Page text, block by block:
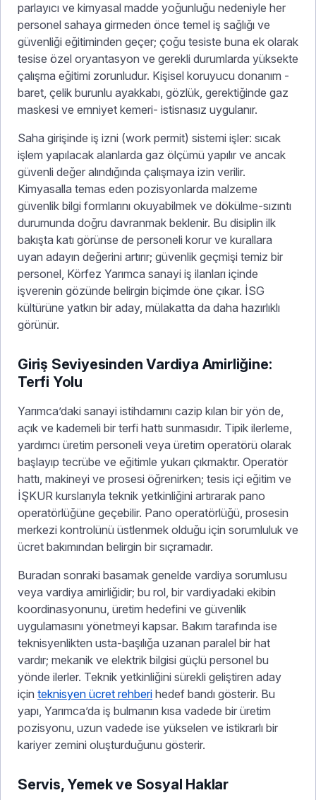
parlayıcı ve kimyasal madde yoğunluğu nedeniyle her
personel sahaya girmeden önce temel iş sağlığı ve
güvenliği eğitiminden geçer; çoğu tesiste buna ek olarak
tesise özel oryantasyon ve gerekli durumlarda yüksekte
çalışma eğitimi zorunludur. Kişisel koruyucu donanım -
baret, çelik burunlu ayakkabı, gözlük, gerektiğinde gaz
maskesi ve emniyet kemeri- istisnasız uygulanır.
Saha girişinde iş izni (work permit) sistemi işler: sıcak
işlem yapılacak alanlarda gaz ölçümü yapılır ve ancak
güvenli değer alındığında çalışmaya izin verilir.
Kimyasalla temas eden pozisyonlarda malzeme
güvenlik bilgi formlarını okuyabilmek ve dökülme-sızıntı
durumunda doğru davranmak beklenir. Bu disiplin ilk
bakışta katı görünse de personeli korur ve kurallara
uyan adayın değerini artırır; güvenlik geçmişi temiz bir
personel, Körfez Yarımca sanayi iş ilanları içinde
işverenin gözünde belirgin biçimde öne çıkar. İSG
kültürüne yatkın bir aday, mülakatta da daha hazırlıklı
görünür.
Giriş Seviyesinden Vardiya Amirliğine:
Terfi Yolu
Yarımca’daki sanayi istihdamını cazip kılan bir yön de,
açık ve kademeli bir terfi hattı sunmasıdır. Tipik ilerleme,
yardımcı üretim personeli veya üretim operatörü olarak
başlayıp tecrübe ve eğitimle yukarı çıkmaktır. Operatör
hattı, makineyi ve prosesi öğrenirken; tesis içi eğitim ve
İŞKUR kurslarıyla teknik yetkinliğini artırarak pano
operatörlüğüne geçebilir. Pano operatörlüğü, prosesin
merkezi kontrolünü üstlenmek olduğu için sorumluluk ve
ücret bakımından belirgin bir sıçramadır.
Buradan sonraki basamak genelde vardiya sorumlusu
veya vardiya amirliğidir; bu rol, bir vardiyadaki ekibin
koordinasyonunu, üretim hedefini ve güvenlik
uygulamasını yönetmeyi kapsar. Bakım tarafında ise
teknisyenlikten usta-başılığa uzanan paralel bir hat
vardır; mekanik ve elektrik bilgisi güçlü personel bu
yönde ilerler. Teknik yetkinliğini sürekli geliştiren aday
için teknisyen ücret rehberi hedef bandı gösterir. Bu
yapı, Yarımca’da iş bulmanın kısa vadede bir üretim
pozisyonu, uzun vadede ise yükselen ve istikrarlı bir
kariyer zemini oluşturduğunu gösterir.
Servis, Yemek ve Sosyal Haklar